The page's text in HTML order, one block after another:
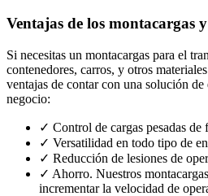
Ventajas de los montacargas
Si necesitas un montacargas para el
contenedores, carros, y otros
ventajas de contar con una solución de
negocio:
✓ Control de cargas pesadas de
✓ Versatilidad en todo tipo de
✓ Reducción de lesiones de
✓ Ahorro. Nuestros
incrementar la velocidad de